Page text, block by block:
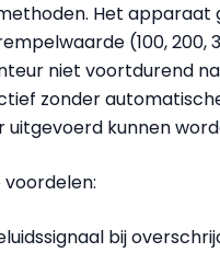
Het apparaat
(100,
niet voortdurend
zonder
kunnen
bij